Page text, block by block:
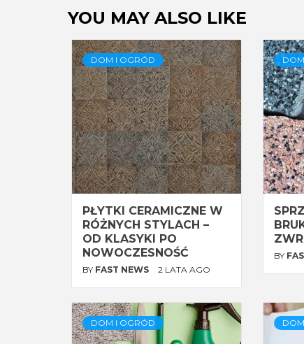
YOU MAY ALSO LIKE
DOM I OGRÓD
PŁYTKI CERAMICZNE W
RÓŻNYCH STYLACH –
OD KLASYKI PO
NOWOCZESNOŚĆ
BY FAST NEWS 2 LATA AGO
BY
DOM I OGRÓD